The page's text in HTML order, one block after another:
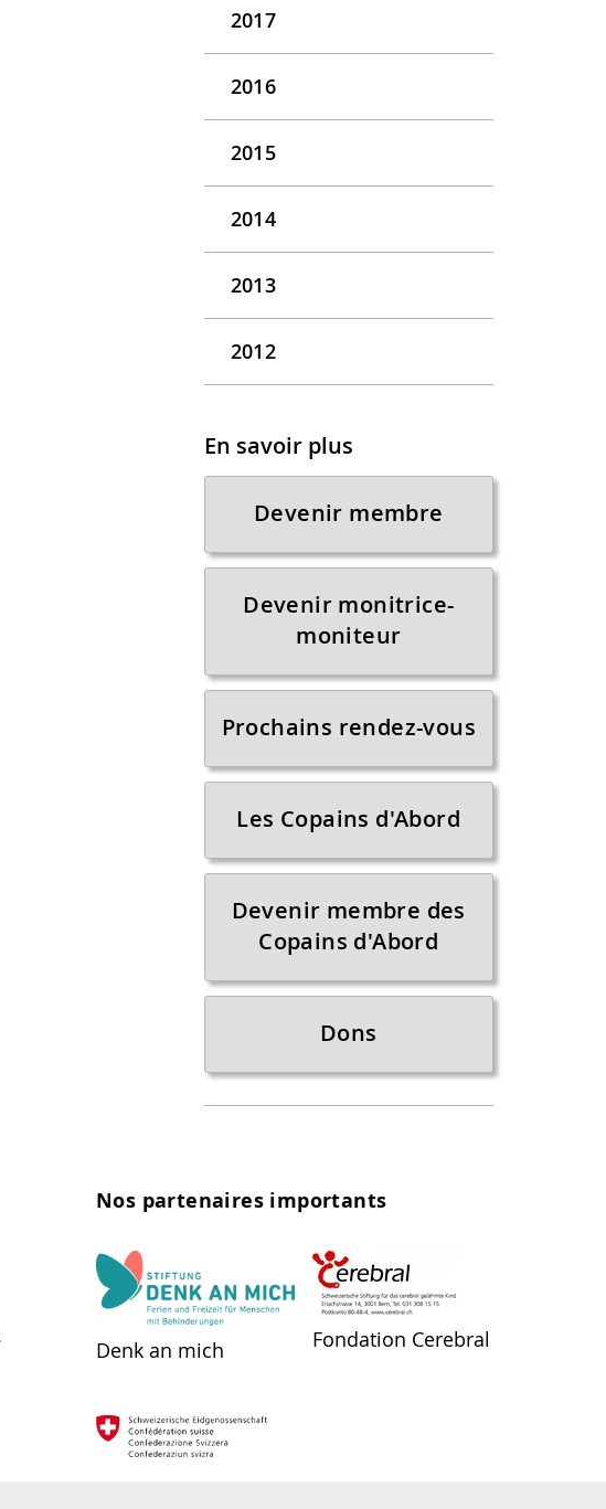
2017
2016
2015
2014
2013
2012
En savoir plus
Devenir membre
Devenir monitrice-
moniteur
Prochains rendez-vous
Les Copains d'Abord
Devenir membre des
Copains d'Abord
Dons
Nos partenaires importants
Denk an mich Fondation Cerebral